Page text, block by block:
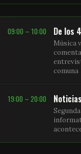
09:00 – 10:00 De los
Música
comuna
19:00 – 20:00